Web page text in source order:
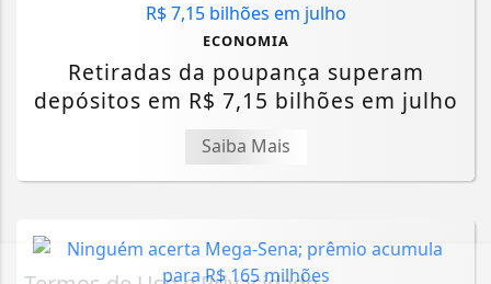
ECONOMIA
Retiradas da poupança superam
depósitos em R$ 7,15 bilhões em julho
Saiba Mais